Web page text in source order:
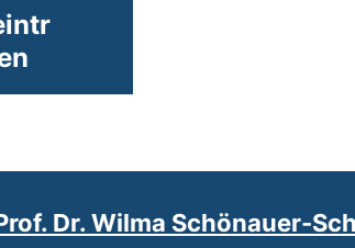
Dr. Wilma Schönauer-